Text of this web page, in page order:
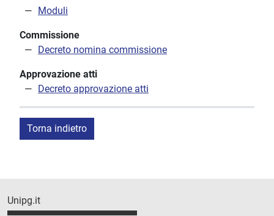
Moduli
Commissione
Decreto nomina commissione
Approvazione atti
Decreto approvazione atti
Torna indietro
Unipg.it